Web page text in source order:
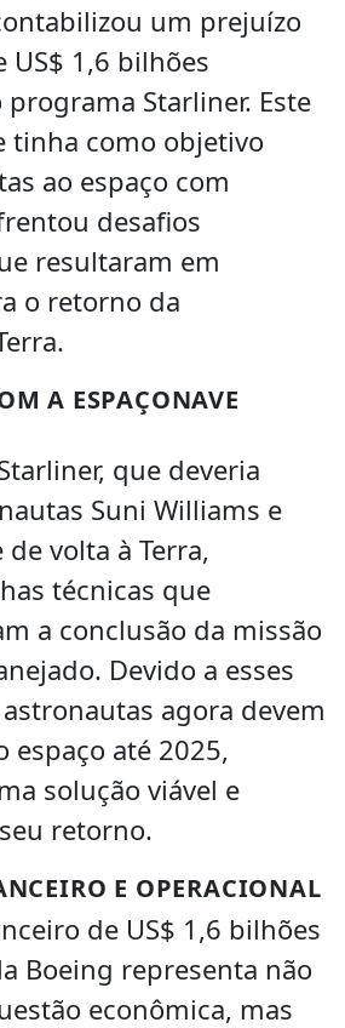
um prejuízo
1,6 bilhões
Starliner. Este
tinha como objetivo
ao espaço com
desafios
resultaram em
o retorno da
A ESPAÇONAVE
que deveria
Suni Williams e
volta à Terra,
técnicas que
a conclusão da missão
Devido a esses
agora devem
espaço até 2025,
solução viável e
retorno.
E OPERACIONAL
de US$ 1,6 bilhões
Boeing representa não
econômica, mas